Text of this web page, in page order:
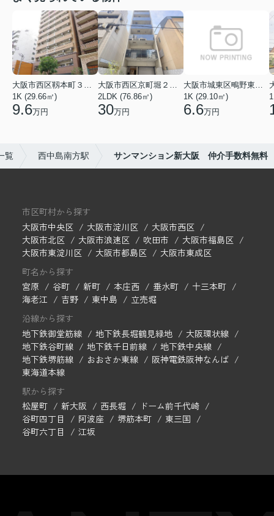
大阪市西区靱本町３丁目
1K (29.66㎡)
9.6万円
大阪市西区京町堀２丁目
2LDK (76.86㎡)
30万円
大阪市城東区鴫野東３丁目
1K (29.10㎡)
6.6万円
覧 西中島南方駅 サンマンション新大阪 仲介手数料無料
市区町村から探す
大阪市中央区
大阪市淀川区
大阪市西区
大阪市北区
大阪市浪速区 吹田市
大阪市福島区
大阪市東淀川区
大阪市都島区
大阪市東成区
町名から探す
宮原
谷町 新町 本庄西 垂水町
十三本町
海老江
吉野 東中島
立売堀
沿線から探す
地下鉄御堂筋線
地下鉄長堀鶴見緑地
大阪環状線
地下鉄谷町線
地下鉄千日前線
地下鉄中央線
地下鉄堺筋線
おおさか東線
阪神電鉄阪神なんば
東海道本線
駅から探す
松屋町
新大阪 西長堀
ドーム前千代崎
谷町四丁目
阿波座 堺筋本町
東三国
谷町六丁目
江坂